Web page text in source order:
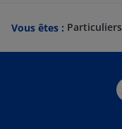
Vous êtes : Particuliers